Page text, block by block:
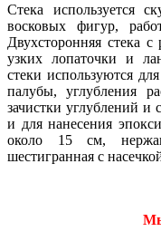
Стека используется
восковых фигур,
Двухсторонняя стека
узких лопаточки и
стеки используются
палубы, углубления
зачистки углублений и
и для нанесения
около 15 см,
шестигранная с